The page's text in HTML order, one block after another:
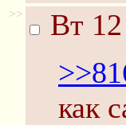
>>
Вт
как